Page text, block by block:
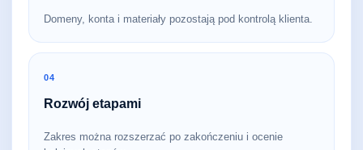
Domeny, konta i materiały pozostają pod kontrolą klienta.
04
Rozwój etapami
Zakres można rozszerzać po zakończeniu i ocenie